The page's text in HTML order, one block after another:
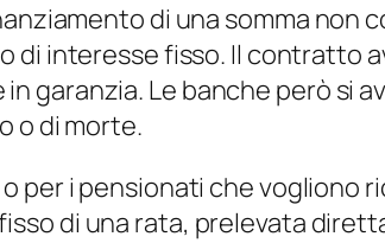
di una somma
di interesse fisso. Il
in garanzia. Le banche però
o di morte.
per i pensionati che vogliono
di una rata, prelevata